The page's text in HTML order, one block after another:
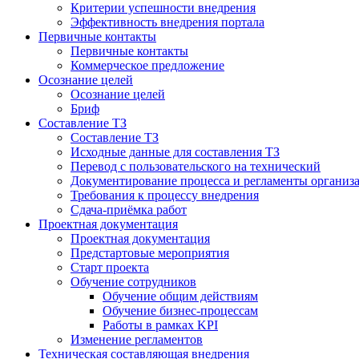
Критерии успешности внедрения
Эффективность внедрения портала
Первичные контакты
Первичные контакты
Коммерческое предложение
Осознание целей
Осознание целей
Бриф
Составление ТЗ
Составление ТЗ
Исходные данные для составления ТЗ
Перевод с пользовательского на технический
Документирование процесса и регламенты
Требования к процессу внедрения
Сдача-приёмка работ
Проектная документация
Проектная документация
Предстартовые мероприятия
Старт проекта
Обучение сотрудников
Обучение общим действиям
Обучение бизнес-процессам
Работы в рамках KPI
Изменение регламентов
Техническая составляющая внедрения